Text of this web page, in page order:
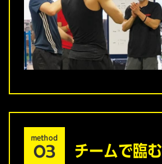
method
03 チームで臨む